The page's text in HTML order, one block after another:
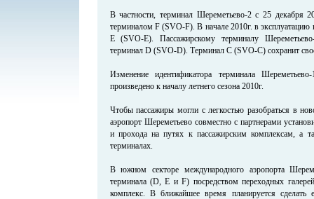
В частности, терминал Шереметьево-2 с 25 декабря
терминалом F (SVO-F). В начале 2010г. в эксплуатацию
Е (SVO-Е). Пассажирскому терминалу
терминал D (SVO-D). Терминал С (SVO-С) сохранит
Изменение идентификатора терминала
произведено к началу летнего сезона 2010г.
Чтобы пассажиры могли с легкостью разобраться в
аэропорт Шереметьево совместно с партнерами
и прохода на путях к пассажирским комплексам, а
терминалах.
В южном секторе международного аэропорта
терминала (D, Е и F) посредством переходных
комплекс. В ближайшее время планируется